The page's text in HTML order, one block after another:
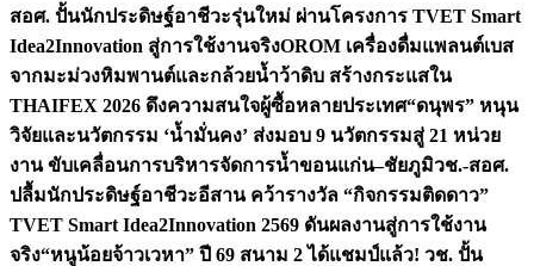
สอศ. ปั้นนักประดิษฐ์อาชีวะรุ่นใหม่ ผ่านโครงการ TVET Smart
Idea2Innovation สู่การใช้งานจริงOROM เครื่องดื่มแพลนต์เบส
จากมะม่วงหิมพานต์และกล้วยน้ำว้าดิบ สร้างกระแสใน
THAIFEX 2026 ดึงความสนใจผู้ซื้อหลายประเทศ“ดนุพร” หนุน
วิจัยและนวัตกรรม ‘น้ำมั่นคง’ ส่งมอบ 9 นวัตกรรมสู่ 21 หน่วย
งาน ขับเคลื่อนการบริหารจัดการน้ำขอนแก่น–ชัยภูมิวช.-สอศ.
ปลื้มนักประดิษฐ์อาชีวะอีสาน คว้ารางวัล “กิจกรรมติดดาว”
TVET Smart Idea2Innovation 2569 ดันผลงานสู่การใช้งาน
จริง“หนูน้อยจ้าวเวหา” ปี 69 สนาม 2 ได้แชมป์แล้ว! วช. ปั้น